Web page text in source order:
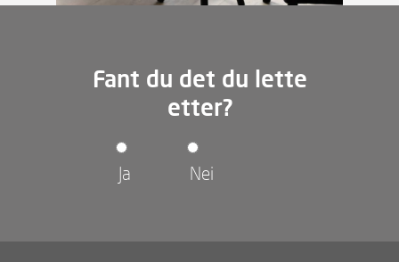
Fant du det du lette
etter?
Ja Nei